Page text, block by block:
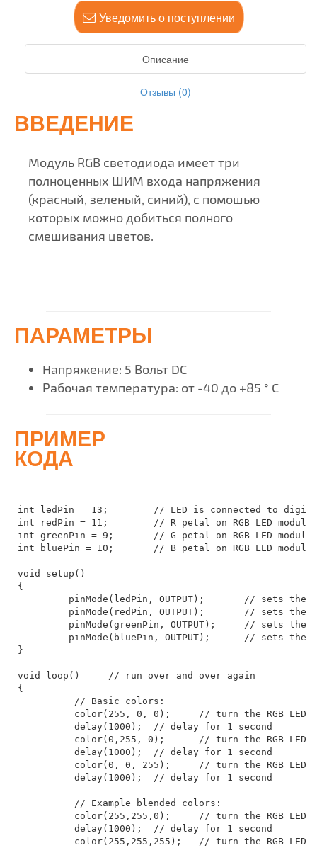
Уведомить о поступлении
Описание
Отзывы (0)
ВВЕДЕНИЕ
Модуль RGB светодиода имеет три
полноценных ШИМ входа напряжения
(красный, зеленый, синий), с помошью
которых можно добиться полного
смешивания цветов.
ПАРАМЕТРЫ
Напряжение: 5 Вольт DC
Рабочая температура: от -40 до +85 ° C
ПРИМЕР
КОДА
int ledPin = 13;	// LED is connected to digital pin 13
int redPin = 11;	// R petal on RGB LED module connected to digital pin 11
int greenPin = 9;	// G petal on RGB LED module connected to digital pin 9
int bluePin = 10;	// B petal on RGB LED module connected to digital pin 10
void setup()
{
         pinMode(ledPin, OUTPUT);	// sets the ledPin to be an output
         pinMode(redPin, OUTPUT);	// sets the redPin to be an output
         pinMode(greenPin, OUTPUT);	// sets the greenPin to be an output
         pinMode(bluePin, OUTPUT);	// sets the bluePin to be an output
}
void loop()	// run over and over again
{
          // Basic colors:
          color(255, 0, 0);	// turn the RGB LED red
          delay(1000);	// delay for 1 second
          color(0,255, 0);	// turn the RGB LED green
          delay(1000);	// delay for 1 second
          color(0, 0, 255);	// turn the RGB LED blue
          delay(1000);	// delay for 1 second
          // Example blended colors:
          color(255,255,0);	// turn the RGB LED yellow
          delay(1000);	// delay for 1 second
          color(255,255,255);	// turn the RGB LED white